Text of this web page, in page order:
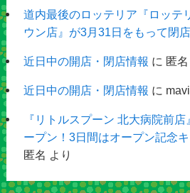
道内最後のロッテリア『ロッテ
ウン店』が3月31日をもって閉店
近日中の開店・閉店情報 に 匿名
近日中の開店・閉店情報 に
『リトルスプーン 北大病院前
ープン！3日間はオープン記念
匿名 より